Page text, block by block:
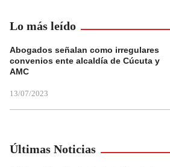
Lo más leído
Abogados señalan como irregulares
convenios ente alcaldía de Cúcuta y
AMC
13/07/2023
Últimas Noticias